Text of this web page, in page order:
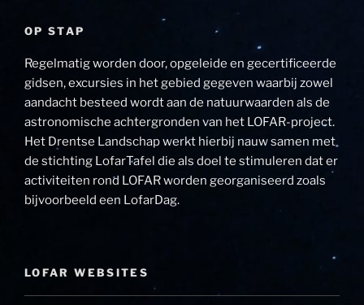
OP STAP
Regelmatig worden door, opgeleide en gecertificeerde
gidsen, excursies in het gebied gegeven waarbij zowel
aandacht besteed wordt aan de natuurwaarden als de
astronomische achtergronden van het LOFAR-project.
Het Drentse Landschap werkt hierbij nauw samen met
de stichting LofarTafel die als doel te stimuleren dat er
activiteiten rond LOFAR worden georganiseerd zoals
bijvoorbeeld een LofarDag.
LOFAR WEBSITES